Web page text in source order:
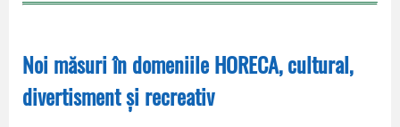
Noi măsuri în domeniile HORECA, cultural,
divertisment și recreativ